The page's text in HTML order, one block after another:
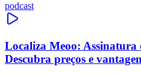
podcast
Localiza Meoo: Assinatura
Descubra preços e